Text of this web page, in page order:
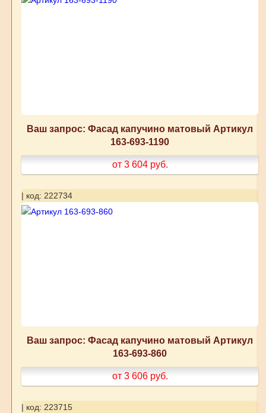
Ваш запрос: Фасад капучино матовый Артикул
163-693-1190
от 3 604 руб.
| код: 222734
Ваш запрос: Фасад капучино матовый Артикул
163-693-860
от 3 606 руб.
| код: 223715